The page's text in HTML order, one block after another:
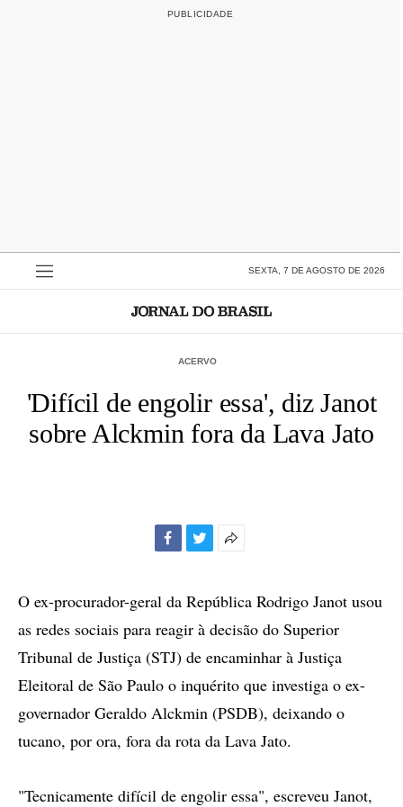
SEXTA, 7 DE AGOSTO DE 2026
ACERVO
'Difícil de engolir essa', diz Janot
sobre Alckmin fora da Lava Jato
compartilhamento
O ex-procurador-geral da República Rodrigo Janot usou
as redes sociais para reagir à decisão do Superior
Tribunal de Justiça (STJ) de encaminhar à Justiça
Eleitoral de São Paulo o inquérito que investiga o ex-
governador Geraldo Alckmin (PSDB), deixando o
tucano, por ora, fora da rota da Lava Jato.
"Tecnicamente difícil de engolir essa", escreveu Janot,